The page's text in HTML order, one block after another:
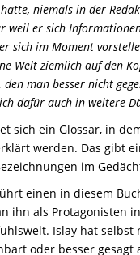
niemals in der
weil er sich
sich im Moment
Welt ziemlich auf den
man besser nicht
dafür auch in weitere
sich ein Glossar, in
werden. Das gibt
im
einen in diesem
ihn als Protagonisten
Islay hat
oder besser gesagt